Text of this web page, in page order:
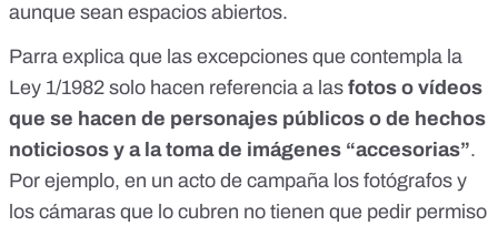
aunque sean espacios abiertos.
Parra explica que las excepciones que contempla la
Ley 1/1982 solo hacen referencia a las fotos o vídeos
que se hacen de personajes públicos o de hechos
noticiosos y a la toma de imágenes “accesorias”.
Por ejemplo, en un acto de campaña los fotógrafos y
los cámaras que lo cubren no tienen que pedir permiso